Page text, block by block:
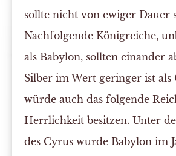
sollte nicht von ewiger Dauer
Nachfolgende Königreiche,
als Babylon, sollten einander
Silber im Wert geringer ist als
würde auch das folgende
Herrlichkeit besitzen. Unter
des Cyrus wurde Babylon im